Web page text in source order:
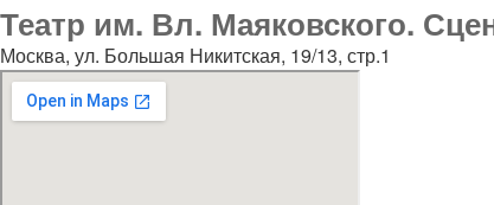
Театр им. Вл. Маяковского.
Москва, ул. Большая Никитская, 19/13, стр.1